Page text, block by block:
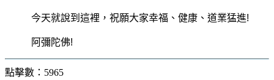
今天就說到這裡，祝願大家幸福、健康、道業猛進!
阿彌陀佛!
點擊數：5965